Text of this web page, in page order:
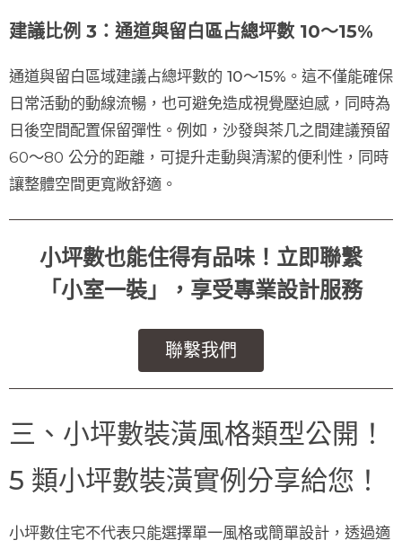
建議比例 3：通道與留白區占總坪數 10～15%
通道與留白區域建議占總坪數的 10～15% 。這不僅能確保
日常活動的動線流暢，也可避免造成視覺壓迫感，同時為
日後空間配置保留彈性。例如，沙發與茶几之間建議預留
60～80 公分的距離，可提升走動與清潔的便利性，同時
讓整體空間更寬敞舒適。
小坪數也能住得有品味！立即聯繫
「小室一裝」，享受專業設計服務
聯繫我們
三、小坪數裝潢風格類型公開！
5 類小坪數裝潢實例分享給您！
小坪數住宅不代表只能選擇單一風格或簡單設計，透過適